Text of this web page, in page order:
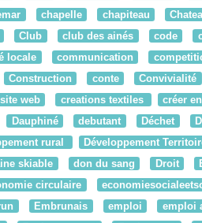
chapelle chapiteau
Club club des ainés code
locale communication
Construction conte Convivialité
web creations textiles créer
Dauphiné debutant Déchet
rural Développement
skiable don du sang Droit
circulaire
Embrunais emploi emploi